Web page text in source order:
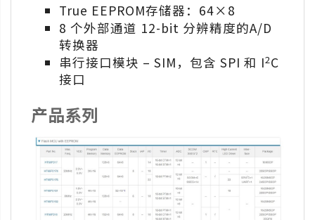
True EEPROM存储器：64×8
8 个外部通道 12-bit 分辨精度的A/D
转换器
串行接口模块 – SIM，包含 SPI 和 I2C
接口
产品系列